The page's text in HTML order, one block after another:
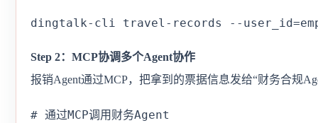
dingtalk-cli travel-records --
Step 2：MCP协调多个Agent协作
报销Agent通过MCP，把拿到的票据信息发给“财务合规
# 通过MCP调用财务Agent